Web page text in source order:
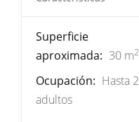
Superficie
aproximada: 30 m2
Ocupación: Hasta 2
adultos